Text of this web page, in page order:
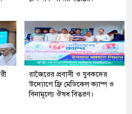
রাজৈরের‌ প্রবাসী ও যুবকদের
উদ্যোগে ফ্রি মেডিকেল ক্যাম্প ও
বিনামূল্যে ঔষধ বিতরণ।